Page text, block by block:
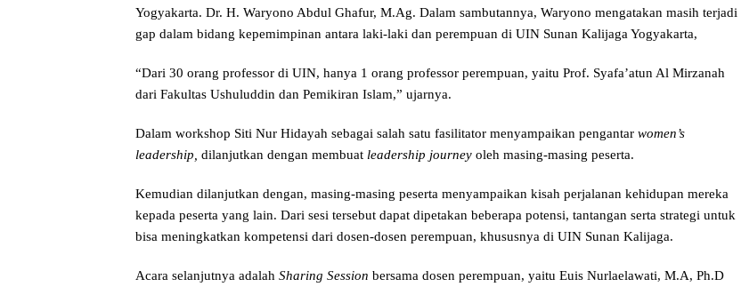
Yogyakarta. Dr. H. Waryono Abdul Ghafur, M.Ag. Dalam sambutannya, Waryono mengatakan masih terjadi
gap dalam bidang kepemimpinan antara laki-laki dan perempuan di UIN Sunan Kalijaga Yogyakarta,
“Dari 30 orang professor di UIN, hanya 1 orang professor perempuan, yaitu Prof. Syafa’atun Al Mirzanah
dari Fakultas Ushuluddin dan Pemikiran Islam,” ujarnya.
Dalam workshop Siti Nur Hidayah sebagai salah satu fasilitator menyampaikan pengantar women’s
leadership, dilanjutkan dengan membuat leadership journey oleh masing-masing peserta.
Kemudian dilanjutkan dengan, masing-masing peserta menyampaikan kisah perjalanan kehidupan mereka
kepada peserta yang lain. Dari sesi tersebut dapat dipetakan beberapa potensi, tantangan serta strategi untuk
bisa meningkatkan kompetensi dari dosen-dosen perempuan, khususnya di UIN Sunan Kalijaga.
Acara selanjutnya adalah Sharing Session bersama dosen perempuan, yaitu Euis Nurlaelawati, M.A, Ph.D